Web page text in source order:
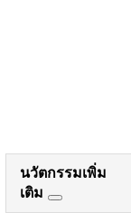
นวัตกรรมเพิ่ม
เติม